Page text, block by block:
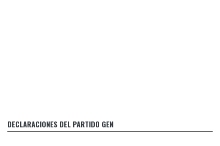
DECLARACIONES DEL PARTIDO GEN
POLITICA DEBE REACCIONAR